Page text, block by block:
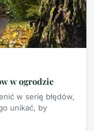
w ogrodzie
w serię błędów,
unikać, by